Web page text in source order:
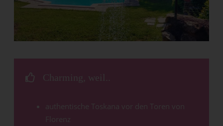
Charming, weil..
authentische Toskana vor den Toren von
Florenz